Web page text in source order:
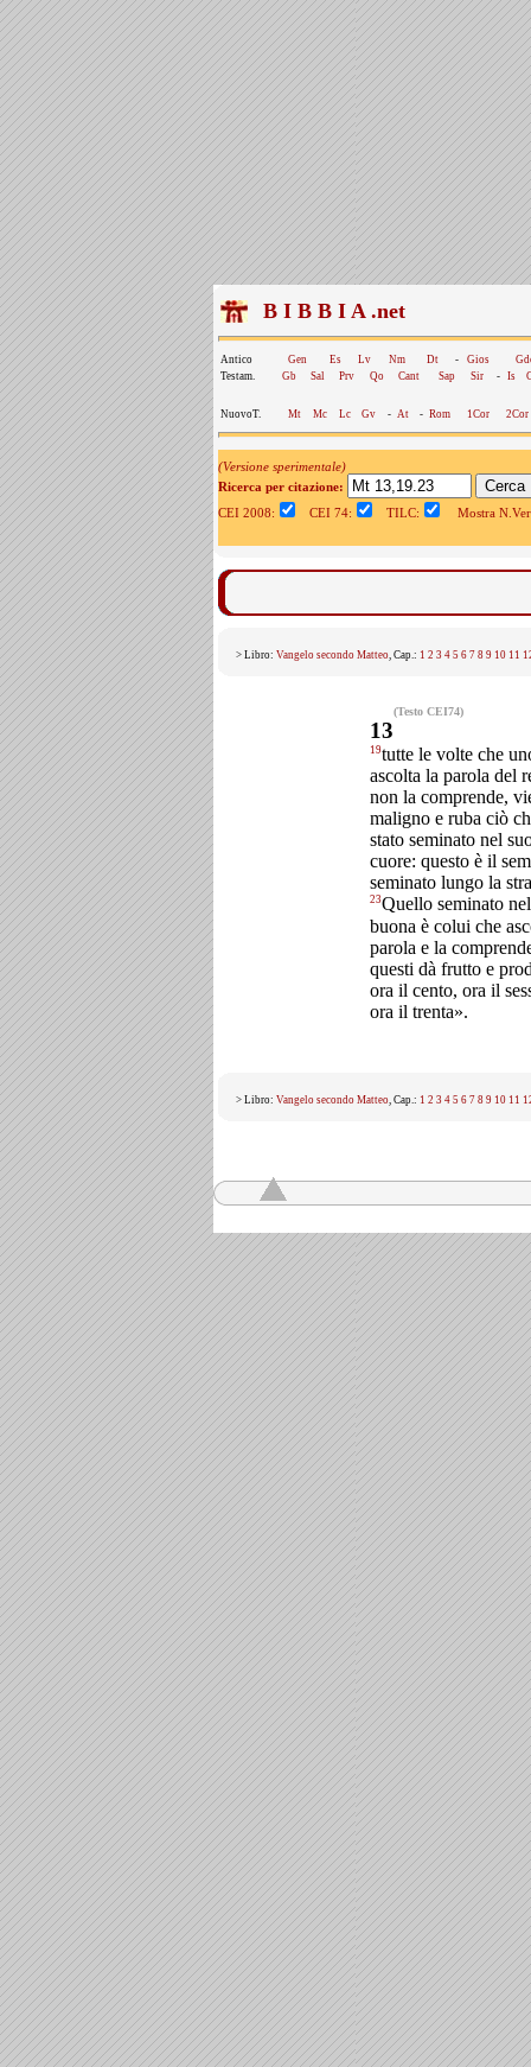
B I B B I A .net
Antico Gen Es Lv Nm Dt - Gios
Testam.
Gb Sal Prv Qo Cant Sap Sir - Is
NuovoT. Mt Mc Lc Gv - At - Rom 1Cor 2Cor
(Versione sperimentale)
Ricerca per citazione:
CEI 2008:
CEI 74: TILC: Mostra
> Libro: Vangelo secondo Matteo, Cap.: 1 2 3 4 5 6 7 8 9 10 11
(Testo CEI74)
13
19tutte le volte che
ascolta la parola del
non la comprende,
maligno e ruba ciò
stato seminato nel
cuore: questo è il
seminato lungo la
23Quello seminato
buona è colui che
parola e la
questi dà frutto e
ora il cento, ora il
ora il trenta».
> Libro: Vangelo secondo Matteo, Cap.: 1 2 3 4 5 6 7 8 9 10 11